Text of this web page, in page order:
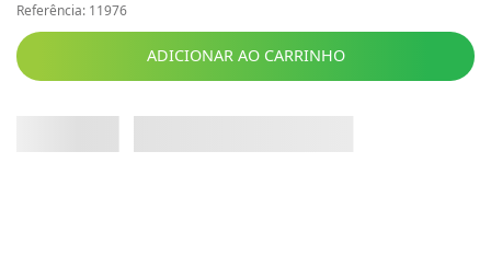
Referência: 11976
ADICIONAR AO CARRINHO